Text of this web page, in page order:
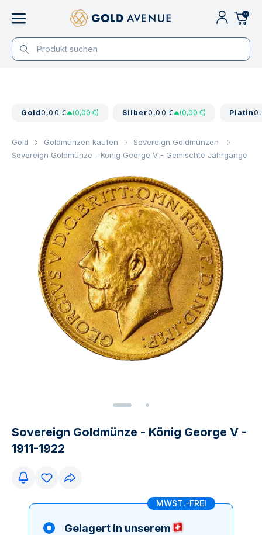
0
Gold0,00 € (0,00 €) Silber0,00 € (0,00 €) Platin
Gold Goldmünzen kaufen
Sovereign Goldmünzen
Sovereign Goldmünze - König George V - Gemischte Jahrgänge
Sovereign Goldmünze - König George V -
1911-1922
MWST.-FREI
Gelagert in unserem